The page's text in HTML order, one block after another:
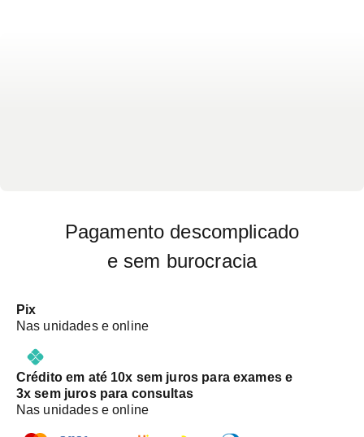
Pagamento descomplicado
e sem burocracia
Pix
Nas unidades e online
Crédito em até 10x sem juros para exames e
3x sem juros para consultas
Nas unidades e online